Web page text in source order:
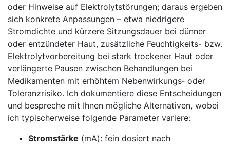
oder Hinweise auf Elektrolytstörungen; daraus ergeben
sich konkrete Anpassungen – etwa ⁢niedrigere
Stromdichte ​und kürzere​ Sitzungsdauer bei ⁤dünner
oder entzündeter Haut, ‍zusätzliche Feuchtigkeits- bzw.
Elektrolytvorbereitung bei stark trockener Haut oder
verlängerte ​Pausen ​zwischen Behandlungen bei​
Medikamenten ​mit erhöhtem Nebenwirkungs‑ oder
Toleranzrisiko. ⁣Ich dokumentiere diese Entscheidungen
und ⁤bespreche mit Ihnen mögliche Alternativen, ⁣wobei
ich typischerweise folgende ⁢Parameter variere:
Stromstärke (mA): ​fein dosiert nach